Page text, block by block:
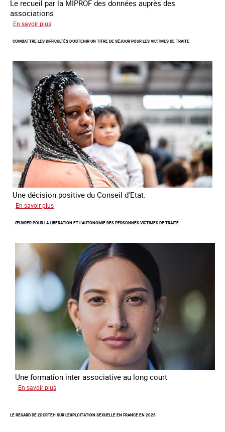
Le recueil par la MIPROF des données auprès des
associations
En savoir plus
de
2026
sur
les
victimes
de
traite
COMBATTRE LES DIFFICULTÉS D'OBTENIR UN TITRE DE SÉJOUR POUR LES VICTIMES DE TRAITE
Une décision positive du Conseil d'Etat.
En savoir plus
les
d'obtenir
de
séjour
pour
les
victimes
traite
ŒUVRER POUR LA LIBÉRATION ET L’AUTONOMIE DES PERSONNES VICTIMES DE TRAITE
Une formation inter associative au long court
En savoir plus
la
LE REGARD DE L'OCRTEH SUR L'EXPLOITATION SEXUELLE EN FRANCE EN 2025